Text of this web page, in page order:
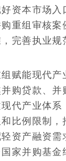
资本市场入
重组审核案
完善执业规
赋能现代产
购贷款、并
代产业体系
比例限制，
资产融资需
家并购基金